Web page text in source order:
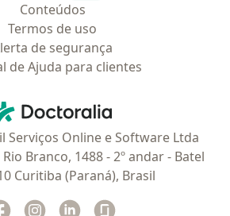
Conteúdos
Termos de uso
de segurança
de Ajuda para clientes
Doctoralia - Homepage
Serviços Online e Software Ltda
Branco, 1488 - 2º andar - Batel
Curitiba (Paraná), Brasil
Facebook
abre num novo separador
Instagram
abre num novo separador
Linkedin
abre num novo